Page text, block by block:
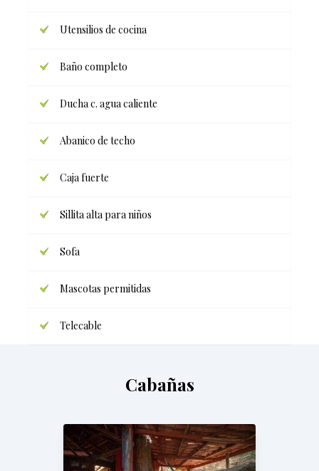
Utensilios de cocina
Baño completo
Ducha c. agua caliente
Abanico de techo
Caja fuerte
Sillita alta para niños
Sofa
Mascotas permitidas
Telecable
Cabañas